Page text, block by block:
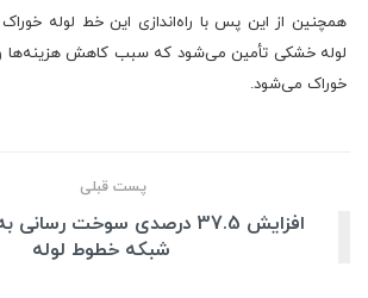
همچنین از این پس با راه‌اندازی این خط لوله
لوله خشکی تأمین می‌شود که سبب کاهش هزینه‌ها و
خوراک می‌شود.
پست قبلی
افزایش 37.5 درصدی سوخت
شبکه خطوط لوله